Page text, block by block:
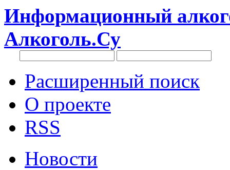
Информационный
Алкоголь.Су
Расширенный поиск
О проекте
RSS
Новости